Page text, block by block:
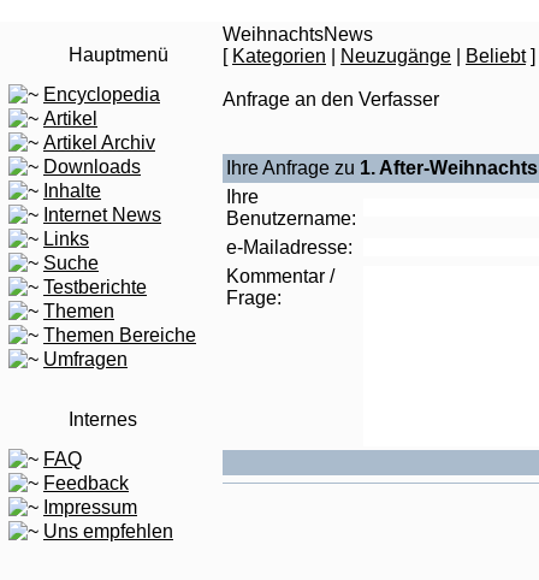
Hauptmenü
Encyclopedia
Artikel
Artikel Archiv
Downloads
Inhalte
Internet News
Links
Suche
Testberichte
Themen
Themen Bereiche
Umfragen
Internes
FAQ
Feedback
Impressum
Uns empfehlen
WeihnachtsNews
[ Kategorien Neuzugänge Beliebt]
Anfrage an den Verfasser
Ihre Anfrage zu 1. After-
Ihre
Benutzername:
e-Mailadresse:
Kommentar /
Frage: